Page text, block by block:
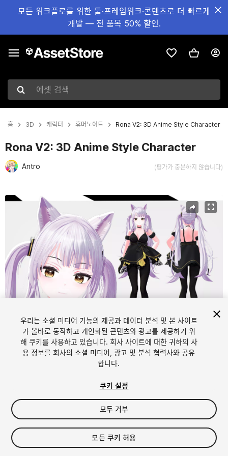
모든 워크플로를 위한 툴·프레임워크·콘텐츠로 더 빠르게
개발 — 전 품목 50% 할인.
에셋 검색
홈 3D 캐릭터 휴머노이드 Rona V2: 3D Anime Style Character
Rona V2: 3D Anime Style Character
Antro (평가가 충분하지 않습니다)
현재 슬라이드: 1 / 6
1/6
$20
세금/부가세는 결제 시 반영됩니다.
우리는 소셜 미디어 기능의 제공과 데이터 분석 및 본 사이트
가 올바로 동작하고 개인화된 콘텐츠와 광고를 제공하기 위
해 쿠키를 사용하고 있습니다. 회사 사이트에 대한 귀하의 사
용 정보를 회사의 소셜 미디어, 광고 및 분석 협력사와 공유
합니다.
쿠키 설정
모두 거부
모든 쿠키 허용